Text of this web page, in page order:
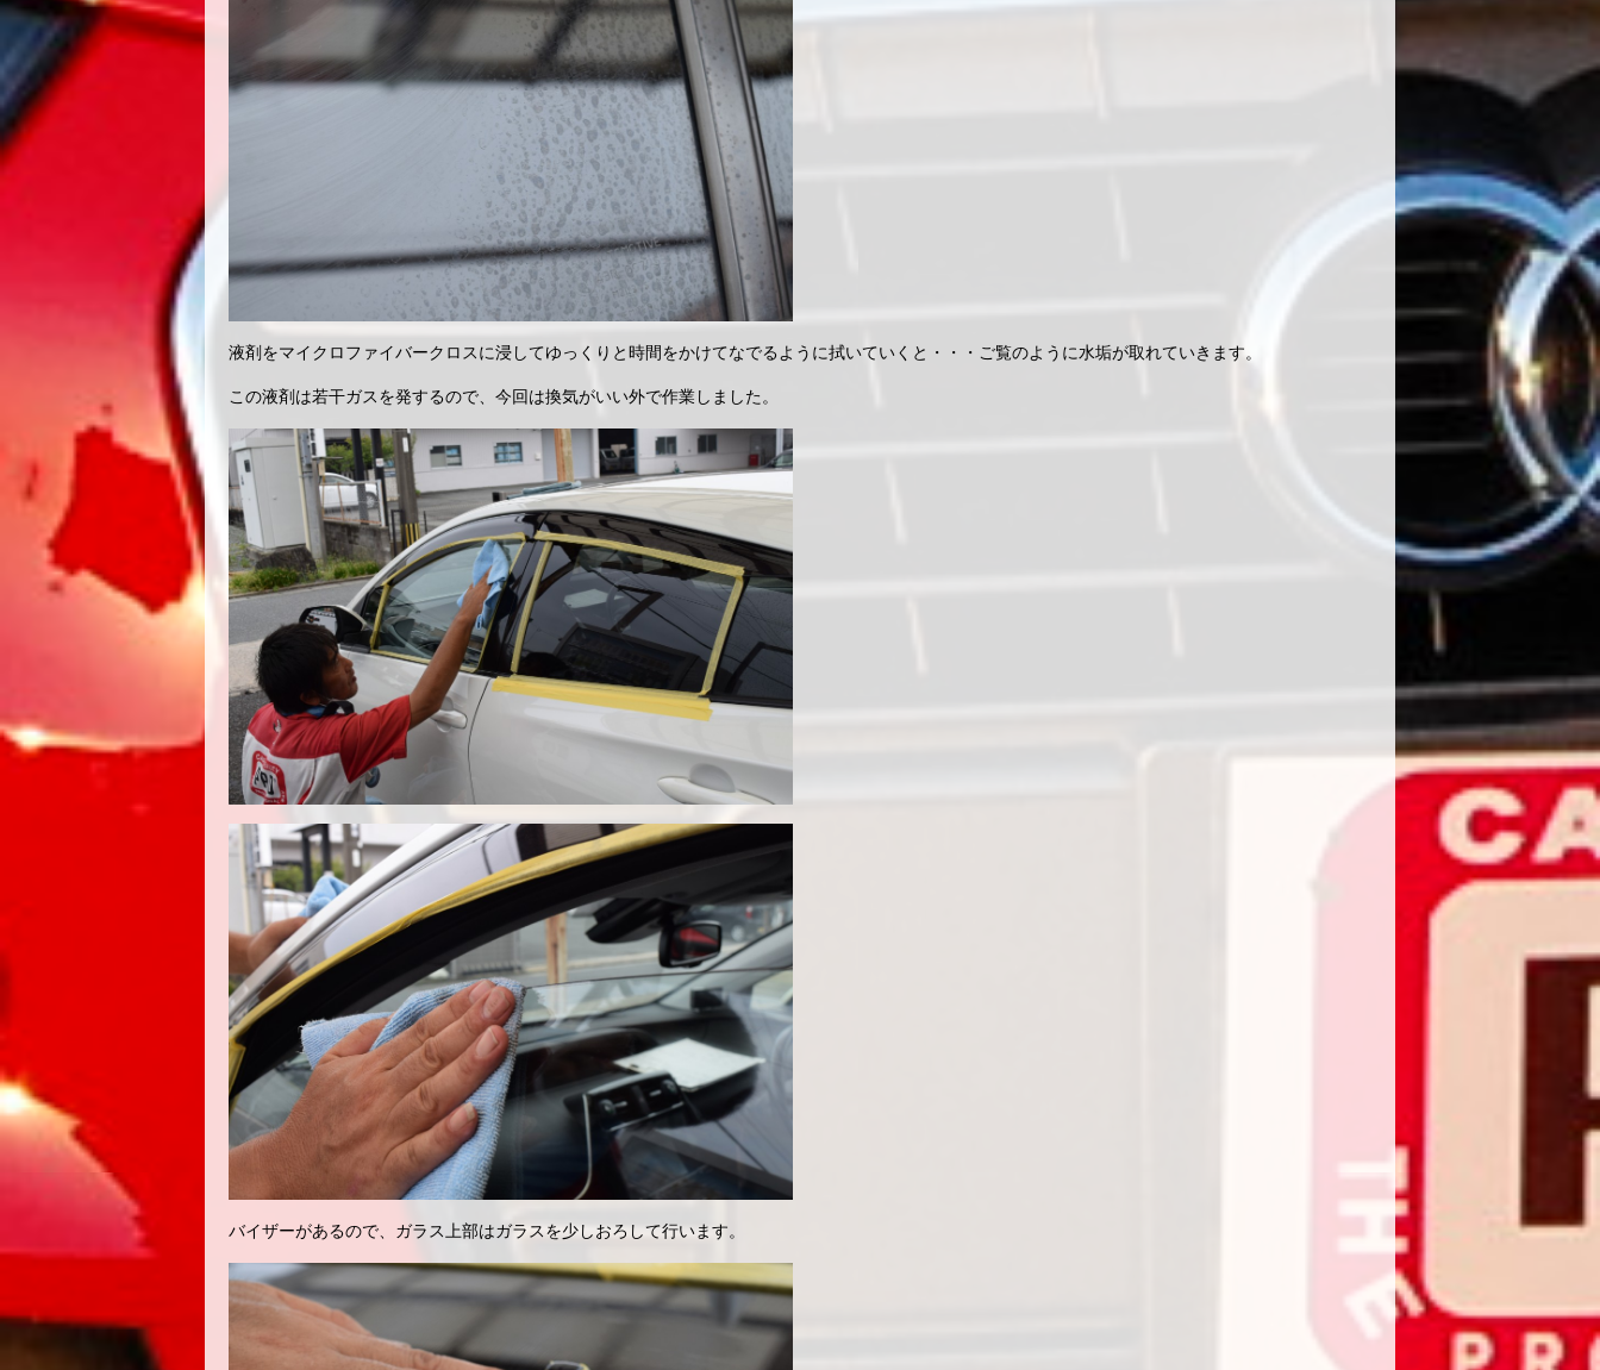
液剤をマイクロファイバークロスに浸してゆっくりと時間をかけてなでるように拭いていくと・・・ご覧のように水垢が取れていきます。
この液剤は若干ガスを発するので、今回は換気がいい外で作業しました。
バイザーがあるので、ガラス上部はガラスを少しおろして行います。